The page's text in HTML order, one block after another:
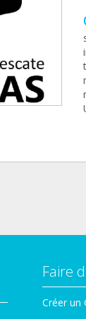
Faire
Créer un